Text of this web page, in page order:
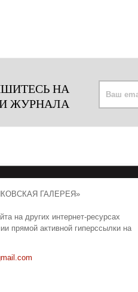
НА
ЖУРНАЛА
ГАЛЕРЕЯ»
на других интернет-ресурсах
прямой активной гиперссылки на